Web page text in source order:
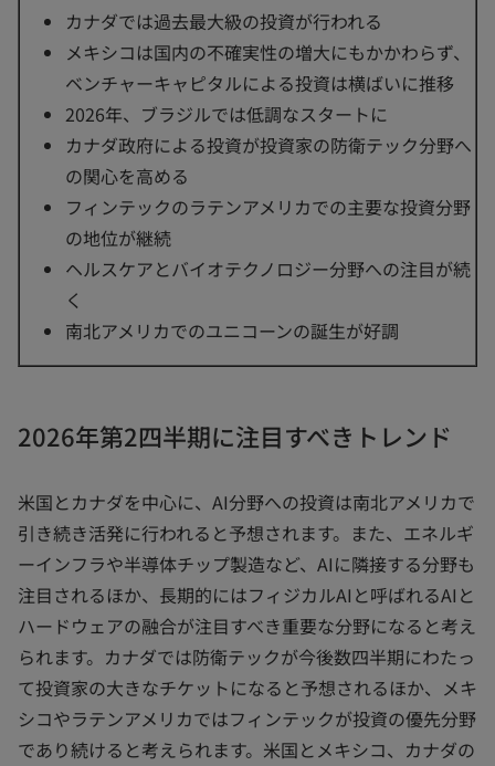
カナダでは過去最大級の投資が行われる
メキシコは国内の不確実性の増大にもかかわらず、
ベンチャーキャピタルによる投資は横ばいに推移
2026年、ブラジルでは低調なスタートに
カナダ政府による投資が投資家の防衛テック分野へ
の関心を高める
フィンテックのラテンアメリカでの主要な投資分野
の地位が継続
ヘルスケアとバイオテクノロジー分野への注目が続
く
南北アメリカでのユニコーンの誕生が好調
2026年第2四半期に注目すべきトレンド
米国とカナダを中心に、AI分野への投資は南北アメリカで
引き続き活発に行われると予想されます。また、エネルギ
ーインフラや半導体チップ製造など、AIに隣接する分野も
注目されるほか、長期的にはフィジカルAIと呼ばれるAIと
ハードウェアの融合が注目すべき重要な分野になると考え
られます。カナダでは防衛テックが今後数四半期にわたっ
て投資家の大きなチケットになると予想されるほか、メキ
シコやラテンアメリカではフィンテックが投資の優先分野
であり続けると考えられます。米国とメキシコ、カナダの